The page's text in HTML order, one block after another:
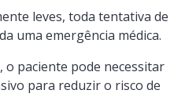
leves, toda tentativa de
uma emergência médica.
o paciente pode necessitar
para reduzir o risco de